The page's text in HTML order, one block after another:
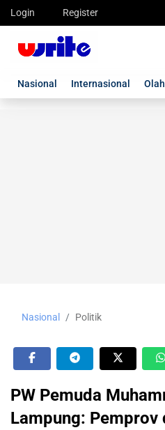
Login Register
Nasional Internasional
Nasional Politik
PW Pemuda
Lampung: Pemprov